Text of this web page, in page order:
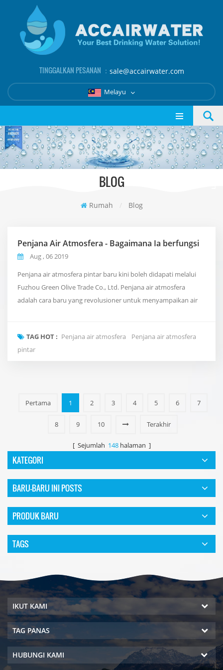
TINGGALKAN PESANAN ： sale@accairwater.com
Melayu
BLOG
Rumah / Blog
Penjana Air Atmosfera - Bagaimana Ia berfungsi
Aug , 06 2019
Penjana air atmosfera pintar baru kini boleh didapati melalui
Fuzhou Green Olive Trade Co., Ltd. Penjana air atmosfera
adalah cara baru yang revolusioner untuk menyampaikan air
konvensional, atau perkapalan di dalam botol air mahal. Ia
mengambil udara di sekeliling kita dan m...
TAG HOT : Penjana air atmosfera
Penjana air atmosfera
pintar
Pertama 1 2 3 4 5 6 7
8 9 10 Terakhir
[ Sejumlah 148halaman ]
KATEGORI
BARU-BARU INI POSTS
PRODUK BARU
TAGS
IKUT KAMI
TAG PANAS
HUBUNGI KAMI